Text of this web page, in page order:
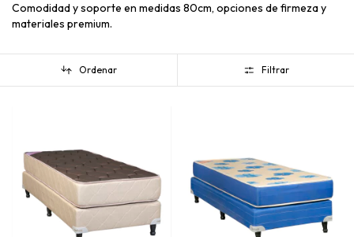
Comodidad y soporte en medidas 80cm, opciones de firmeza y
materiales premium.
Ordenar Filtrar